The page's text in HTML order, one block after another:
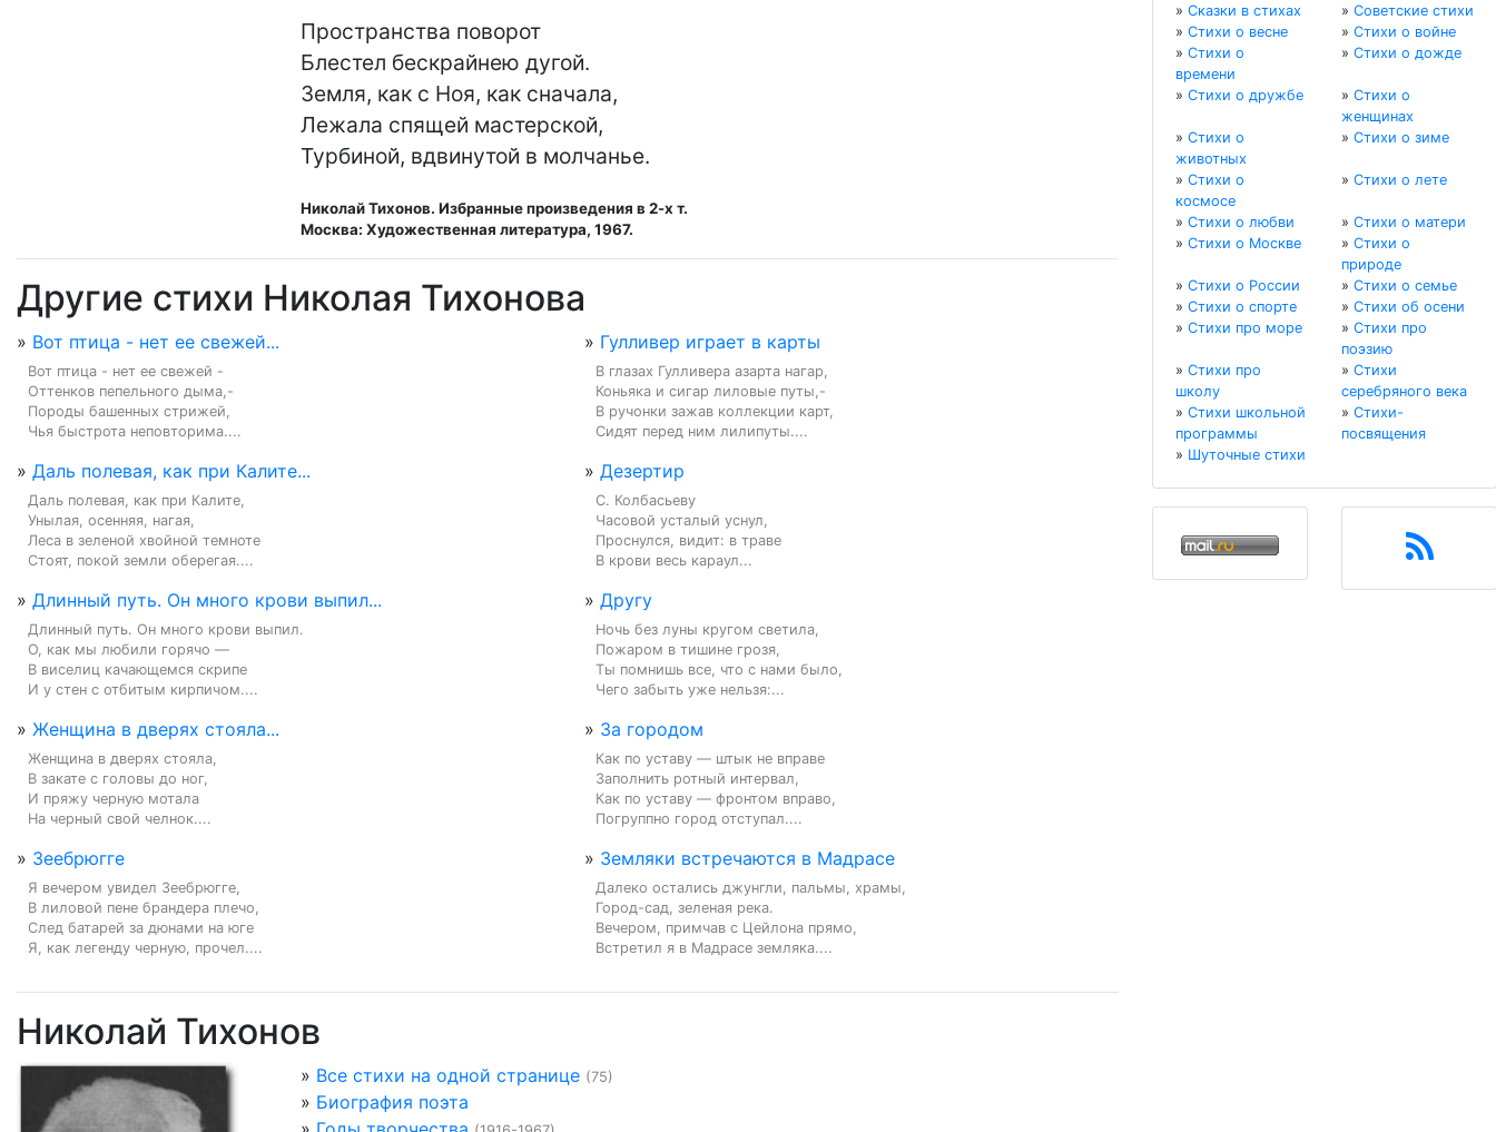
Пространства поворот
Блестел бескрайнею дугой.
Земля, как с Ноя, как сначала,
Лежала спящей мастерской,
Турбиной, вдвинутой в молчанье.
Николай Тихонов. Избранные произведения в 2-х т.
Москва: Художественная литература, 1967.
Другие стихи Николая Тихонова
» Вот птица - нет ее свежей...
Вот птица - нет ее свежей -
Оттенков пепельного дыма,-
Породы башенных стрижей,
Чья быстрота неповторима....
» Гулливер играет в карты
В глазах Гулливера азарта нагар,
Коньяка и сигар лиловые путы,-
В ручонки зажав коллекции карт,
Сидят перед ним лилипуты....
» Даль полевая, как при Калите...
Даль полевая, как при Калите,
Унылая, осенняя, нагая,
Леса в зеленой хвойной темноте
Стоят, покой земли оберегая....
» Дезертир
С. Колбасьеву
Часовой усталый уснул,
Проснулся, видит: в траве
В крови весь караул...
» Длинный путь. Он много крови выпил...
Длинный путь. Он много крови выпил.
О, как мы любили горячо —
В виселиц качающемся скрипе
И у стен с отбитым кирпичом....
» Другу
Ночь без луны кругом светила,
Пожаром в тишине грозя,
Ты помнишь все, что с нами было,
Чего забыть уже нельзя:...
» Женщина в дверях стояла...
Женщина в дверях стояла,
В закате с головы до ног,
И пряжу черную мотала
На черный свой челнок....
» За городом
Как по уставу — штык не вправе
Заполнить ротный интервал,
Как по уставу — фронтом вправо,
Погруппно город отступал....
» Зеебрюгге
Я вечером увидел Зеебрюгге,
В лиловой пене брандера плечо,
След батарей за дюнами на юге
Я, как легенду черную, прочел....
» Земляки встречаются в Мадрасе
Далеко остались джунгли, пальмы, храмы,
Город-сад, зеленая река.
Вечером, примчав с Цейлона прямо,
Встретил я в Мадрасе земляка....
Николай Тихонов
» Все стихи на одной странице (75)
» Биография поэта
» Сказки в стихах » Советские стихи
» Стихи о весне » Стихи о войне
» Стихи о
времени
» Стихи о дожде
» Стихи о дружбе » Стихи о
женщинах
» Стихи о
животных
» Стихи о зиме
» Стихи о
космосе
» Стихи о лете
» Стихи о любви » Стихи о матери
» Стихи о Москве » Стихи о
природе
» Стихи о России » Стихи о семье
» Стихи о спорте » Стихи об осени
» Стихи про море » Стихи про
поэзию
» Стихи про
школу
» Стихи
серебряного века
» Стихи школьной
программы
» Стихи-
посвящения
» Шуточные стихи